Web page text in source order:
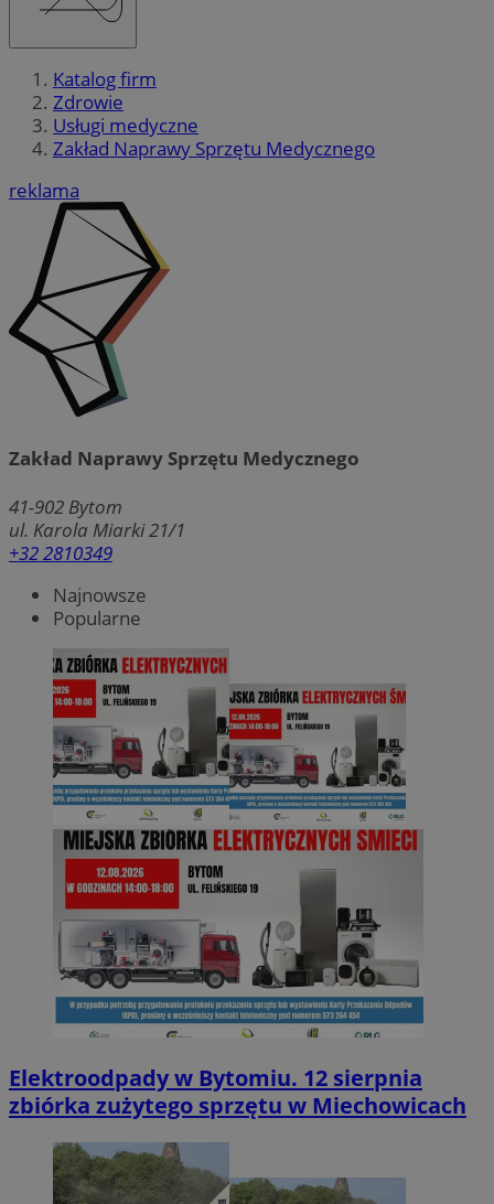
Katalog firm
Zdrowie
Usługi medyczne
Zakład Naprawy Sprzętu Medycznego
reklama
Zakład Naprawy Sprzętu Medycznego
41-902 Bytom
ul. Karola Miarki 21/1
+32 2810349
Najnowsze
Popularne
Elektroodpady w Bytomiu. 12 sierpnia
zbiórka zużytego sprzętu w Miechowicach